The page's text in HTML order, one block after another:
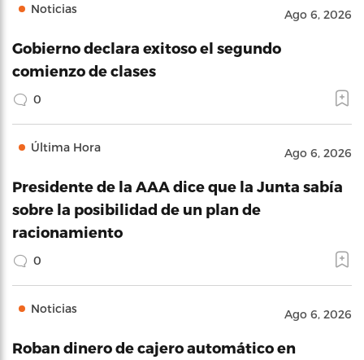
Noticias Ago 6, 2026
Gobierno declara exitoso el segundo
comienzo de clases
0
Última Hora Ago 6, 2026
Presidente de la AAA dice que la Junta sabía
sobre la posibilidad de un plan de
racionamiento
0
Noticias Ago 6, 2026
Roban dinero de cajero automático en